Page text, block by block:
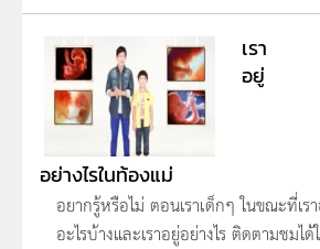
เรา
อยู่
อย่างไรในท้องแม่
อยากรู้หรือไม่ ตอนเราเด็กๆ ในขณะที่เร
อะไรบ้างและเราอยู่อย่างไร ติดตามชมได้